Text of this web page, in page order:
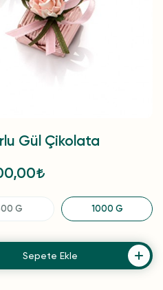
Gül Çikolata
G 1000 G
Sepete Ekle